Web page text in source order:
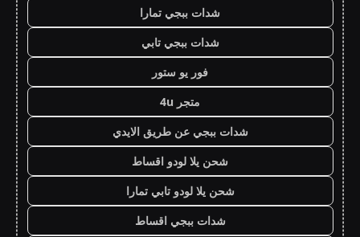
شدات ببجي تمارا
شدات ببجي تابي
فور يو ستور
متجر 4u
شدات ببجي عن طريق الايدي
شحن يلا لودو اقساط
شحن يلا لودو تابي تمارا
شدات ببجي اقساط